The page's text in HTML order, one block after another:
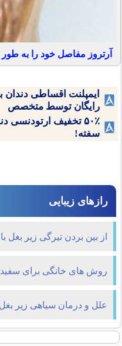
آرتروز مفاصل خود را به
ایمپلنت اقساطی
رایگان توسط متخصص
۵۰٪ تخفیف ارتودنسی
سفته!
رازهای زیبایی
از بین بردن تیرگی زیر
روش های خانگی برای
علل و درمان سیاهی زیر بغل